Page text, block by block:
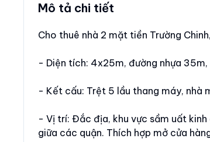
Mô tả chi tiết
Cho thuê nhà 2 mặt tiền Trường
- Diện tích: 4x25m, đường nhựa
- Kết cấu: Trệt 5 lầu thang máy, nhà
- Vị trí: Đắc địa, khu vực sầm uất kinh
giữa các quận. Thích hợp mở cửa